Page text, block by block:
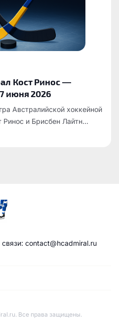
Кост Ринос —
июня 2026
Австралийской хоккейной
и Брисбен Лайтн...
contact@hcadmiral.ru
Все права защищены.